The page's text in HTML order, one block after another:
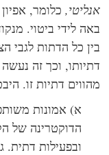
כלומר, אפיון
לידי ביטוי.
כל הדתות לגבי
וכך זה נעשה
דתיות זו.
א) אמונות
הדוקטרינה של
ובפעילות דתית.